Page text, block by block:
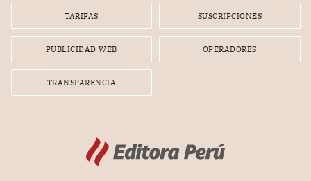
TARIFAS SUSCRIPCIONES
PUBLICIDAD WEB OPERADORES
TRANSPARENCIA